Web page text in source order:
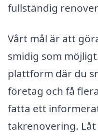
fullständig
Vårt mål är att
smidig som
plattform där du
företag och få
fatta ett
takrenovering.